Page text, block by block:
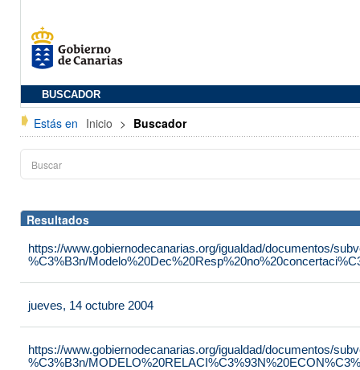
BUSCADOR
Estás en Inicio > Buscador
Resultados
https://www.gobiernodecanarias.org/igualdad/documentos/
%C3%B3n/
jueves, 14 octubre 2004
https://www.gobiernodecanarias.org/igualdad/documentos/
%C3%B3n/